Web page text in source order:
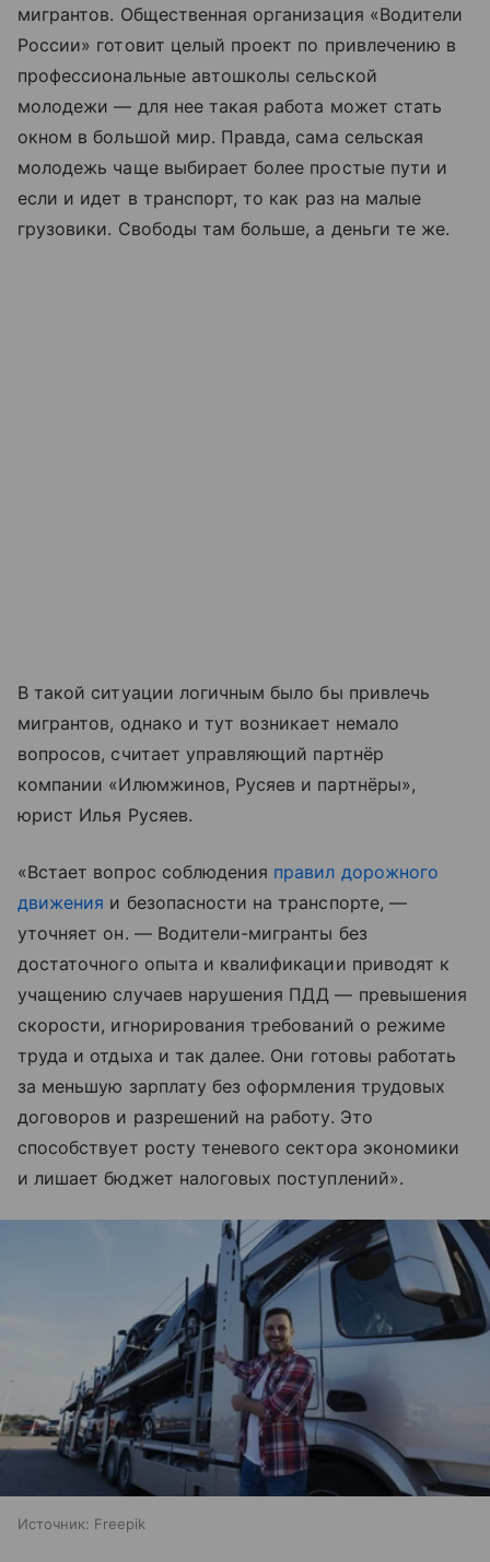
мигрантов. Общественная организация «Водители
России» готовит целый проект по привлечению в
профессиональные автошколы сельской
молодежи — для нее такая работа может стать
окном в большой мир. Правда, сама сельская
молодежь чаще выбирает более простые пути и
если и идет в транспорт, то как раз на малые
грузовики. Свободы там больше, а деньги те же.
В такой ситуации логичным было бы привлечь
мигрантов, однако и тут возникает немало
вопросов, считает управляющий партнёр
компании «Илюмжинов, Русяев и партнёры»,
юрист Илья Русяев.
«Встает вопрос соблюдения правил дорожного
движения и безопасности на транспорте, —
уточняет он. — Водители-мигранты без
достаточного опыта и квалификации приводят к
учащению случаев нарушения ПДД — превышения
скорости, игнорирования требований о режиме
труда и отдыха и так далее. Они готовы работать
за меньшую зарплату без оформления трудовых
договоров и разрешений на работу. Это
способствует росту теневого сектора экономики
и лишает бюджет налоговых поступлений».
Источник: Freepik